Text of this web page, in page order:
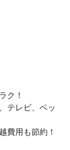
ク！
テレビ、ベッ
費用も節約！